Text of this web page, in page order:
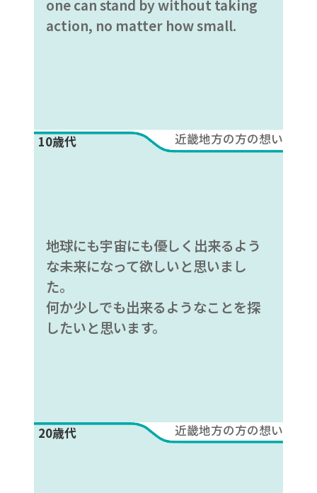
one can stand by without taking
action, no matter how small.
近畿地方の方の想い
10歳代
地球にも宇宙にも優しく出来るよう
な未来になって欲しいと思いまし
た。
何か少しでも出来るようなことを探
したいと思います。
近畿地方の方の想い
20歳代